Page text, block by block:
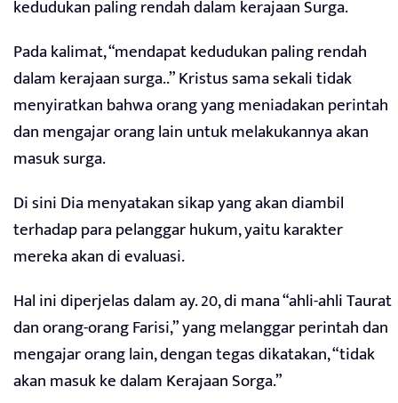
kedudukan paling rendah dalam kerajaan Surga.
Pada kalimat, “mendapat kedudukan paling rendah
dalam kerajaan surga..” Kristus sama sekali tidak
menyiratkan bahwa orang yang meniadakan perintah
dan mengajar orang lain untuk melakukannya akan
masuk surga.
Di sini Dia menyatakan sikap yang akan diambil
terhadap para pelanggar hukum, yaitu karakter
mereka akan di evaluasi.
Hal ini diperjelas dalam ay. 20, di mana “ahli-ahli Taurat
dan orang-orang Farisi,” yang melanggar perintah dan
mengajar orang lain, dengan tegas dikatakan, “tidak
akan masuk ke dalam Kerajaan Sorga.”